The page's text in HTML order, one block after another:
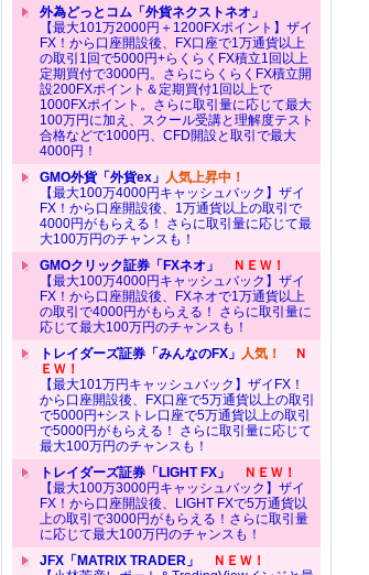
外為どっとコム「外貨ネクストネオ」
【最大101万2000円＋1200FXポイント】ザイ
FX！から口座開設後、FX口座で1万通貨以上
の取引1回で5000円+らくらくFX積立1回以上
定期買付で3000円。さらにらくらくFX積立開
設200FXポイント＆定期買付1回以上で
1000FXポイント。さらに取引量に応じて最大
100万円に加え、スクール受講と理解度テスト
合格などで1000円、CFD開設と取引で最大
4000円！
GMO外貨「外貨ex」 人気上昇中！
【最大100万4000円キャッシュバック】ザイ
FX！から口座開設後、1万通貨以上の取引で
4000円がもらえる！ さらに取引量に応じて最
大100万円のチャンスも！
GMOクリック証券「FXネオ」
ＮＥＷ！
【最大100万4000円キャッシュバック】ザイ
FX！から口座開設後、FXネオで1万通貨以上
の取引で4000円がもらえる！ さらに取引量に
応じて最大100万円のチャンスも！
トレイダーズ証券「みんなのFX」 人気！
Ｎ
ＥＷ！
【最大101万円キャッシュバック】ザイFX！
から口座開設後、FX口座で5万通貨以上の取引
で5000円+シストレ口座で5万通貨以上の取引
で5000円がもらえる！ さらに取引量に応じて
最大100万円のチャンスも！
トレイダーズ証券「LIGHT FX」
ＮＥＷ！
【最大100万3000円キャッシュバック】ザイ
FX！から口座開設後、LIGHT FXで5万通貨以
上の取引で3000円がもらえる！さらに取引量
に応じて最大100万円のチャンスも！
JFX「MATRIX TRADER」
ＮＥＷ！